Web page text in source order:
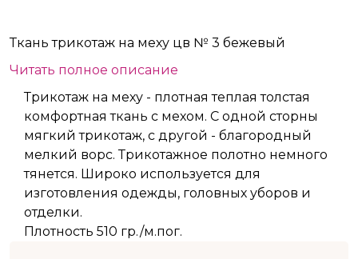
Ткань трикотаж на меху цв № 3 бежевый
Читать полное описание
Трикотаж на меху - плотная теплая толстая
комфортная ткань с мехом. С одной сторны
мягкий трикотаж, с другой - благородный
мелкий ворс. Трикотажное полотно немного
тянется. Широко используется для
изготовления одежды, головных уборов и
отделки.
Плотность 510 гр./м.пог.